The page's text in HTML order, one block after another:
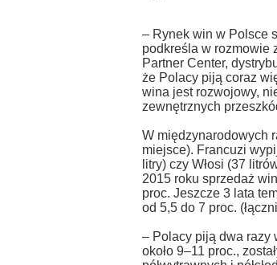
– Rynek win w Polsce
podkreśla w rozmowie
Partner Center,
że Polacy piją coraz
wina jest rozwojowy,
zewnętrznych
W międzynarodowych
miejsce). Francuzi
litry) czy Włosi (37
2015 roku sprzedaż
proc. Jeszcze 3 lata
od 5,5 do 7 proc.
– Polacy piją dwa razy
około 9–11 proc.,